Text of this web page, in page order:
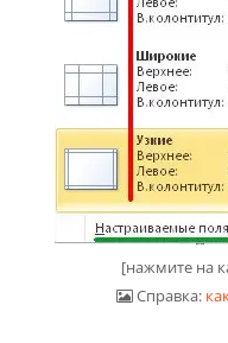
[нажмите на
Справка: